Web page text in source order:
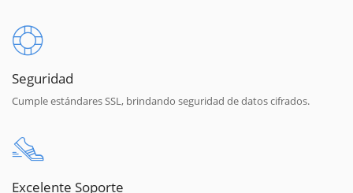
Seguridad
Cumple estándares SSL, brindando seguridad de datos cifrados.
Excelente Soporte